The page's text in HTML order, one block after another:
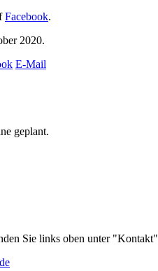
Facebook.
2020.
E-Mail
geplant.
Sie links oben unter "Kontakt"